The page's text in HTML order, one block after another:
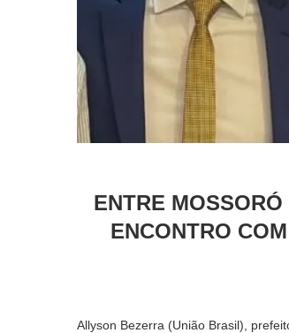
ENTRE
ENCONTRO
Allyson Bezerra (União Brasil),